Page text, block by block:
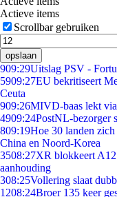
Actieve items
Scrollbar gebruiken
opslaan
909:29Uitslag PSV -
5909:27EU bekritiseert
Ceuta
909:26MIVD-baas lekt via
4909:24PostNL-bezorger
809:19Hoe 30 landen
China en Noord-Korea
3508:27XR blokkeert A12
aanhouding
308:25Vollering slaat
1208:24Broer 135 keer